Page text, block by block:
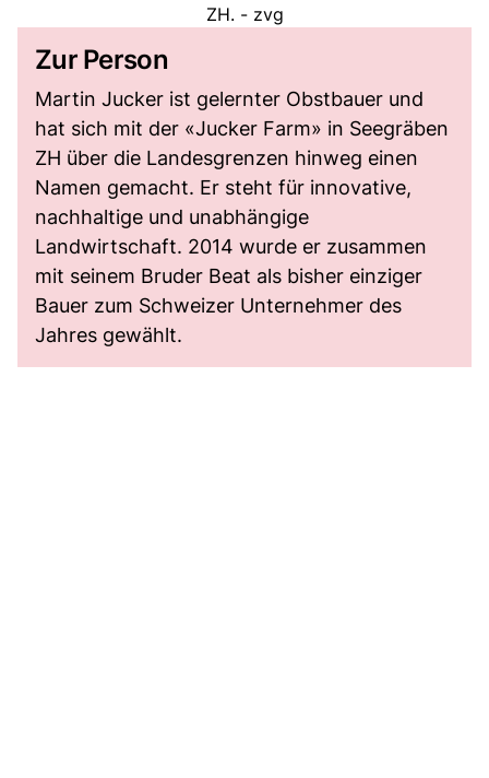
ZH. - zvg
Zur Person
Martin Jucker ist gelernter Obstbauer und
hat sich mit der «Jucker Farm» in Seegräben
ZH über die Landesgrenzen hinweg einen
Namen gemacht. Er steht für innovative,
nachhaltige und unabhängige
Landwirtschaft. 2014 wurde er zusammen
mit seinem Bruder Beat als bisher einziger
Bauer zum Schweizer Unternehmer des
Jahres gewählt.